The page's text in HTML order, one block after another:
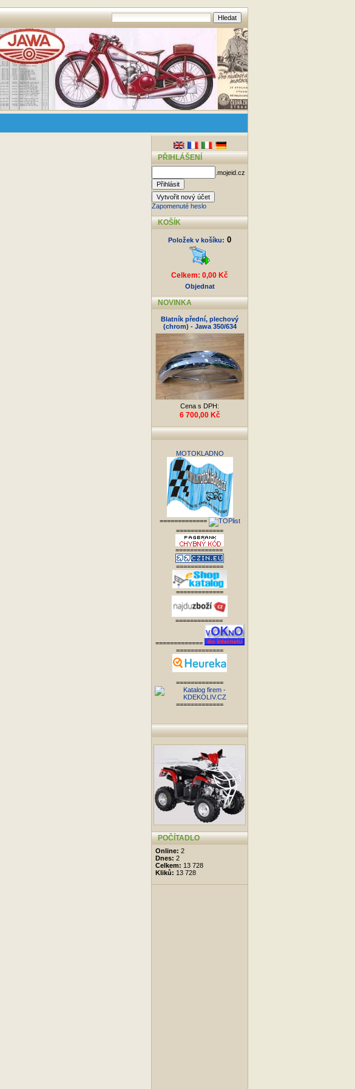
PŘIHLÁŠENÍ
.mojeid.cz
Zapomenuté heslo
KOŠÍK
Položek v košíku: 0
Celkem: 0,00 Kč
Objednat
NOVINKA
Blatník přední, plechový
(chrom) - Jawa 350/634
Cena s DPH:
6 700,00 Kč
MOTOKLADNO
=============
=============
=============
=============
=============
=============
=============
=============
=============
=============
POČÍTADLO
Online: 2
Dnes: 2
Celkem: 13 728
Kliků: 13 728